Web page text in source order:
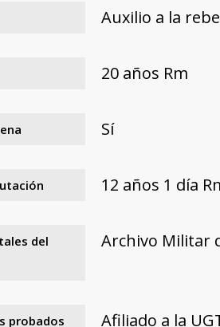
Auxilio a la
20 años Rm
Sí
12 años 1 día
del
Archivo Militar
probados
Afiliado a la